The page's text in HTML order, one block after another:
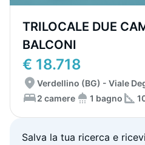
TRILOCALE DUE
BALCONI
€ 18.718
Verdellino (BG) - Viale
2 camere
1 bagno
Salva la tua ricerca e